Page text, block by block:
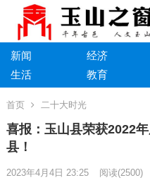
新闻 经济
生活
教育
首页 二十大时光
喜报：玉山县荣获2022
县！
2023年4月4日 23:25 阅读(2500)